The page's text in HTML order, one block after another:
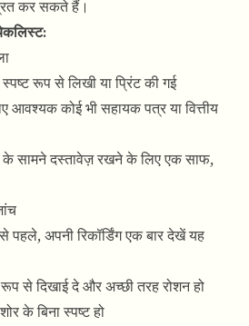
कर सकते हैं।
रूप से लिखी या प्रिंट की गई
आवश्यक कोई भी सहायक पत्र या वित्तीय
के सामने दस्तावेज़ रखने के लिए एक साफ,
अपनी रिकॉर्डिंग एक बार देखें यह
से दिखाई दे और अच्छी तरह रोशन हो
के बिना स्पष्ट हो